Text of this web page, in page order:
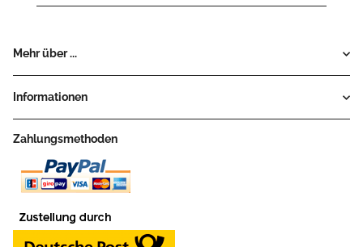
Mehr über ...
Informationen
Zahlungsmethoden